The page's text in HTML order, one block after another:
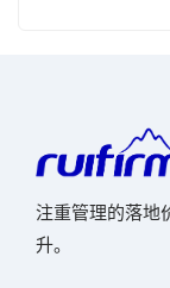
注重管理的落地
升。